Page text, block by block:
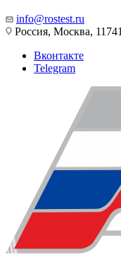
info@rostest.ru
Россия, Москва,
Вконтакте
Telegram